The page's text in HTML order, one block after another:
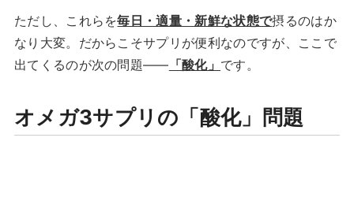
ただし、これらを毎日・適量・新鮮な状態で摂るのはか
なり大変。だからこそサプリが便利なのですが、ここで
出てくるのが次の問題―― 「酸化」 です。
オメガ3サプリの「酸化」問題